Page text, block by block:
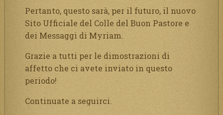
Pertanto, questo sarà, per il futuro, il nuovo
Sito Ufficiale del Colle del Buon Pastore e
dei Messaggi di Myriam.
Grazie a tutti per le dimostrazioni di
affetto che ci avete inviato in questo
periodo!
Continuate a seguirci.